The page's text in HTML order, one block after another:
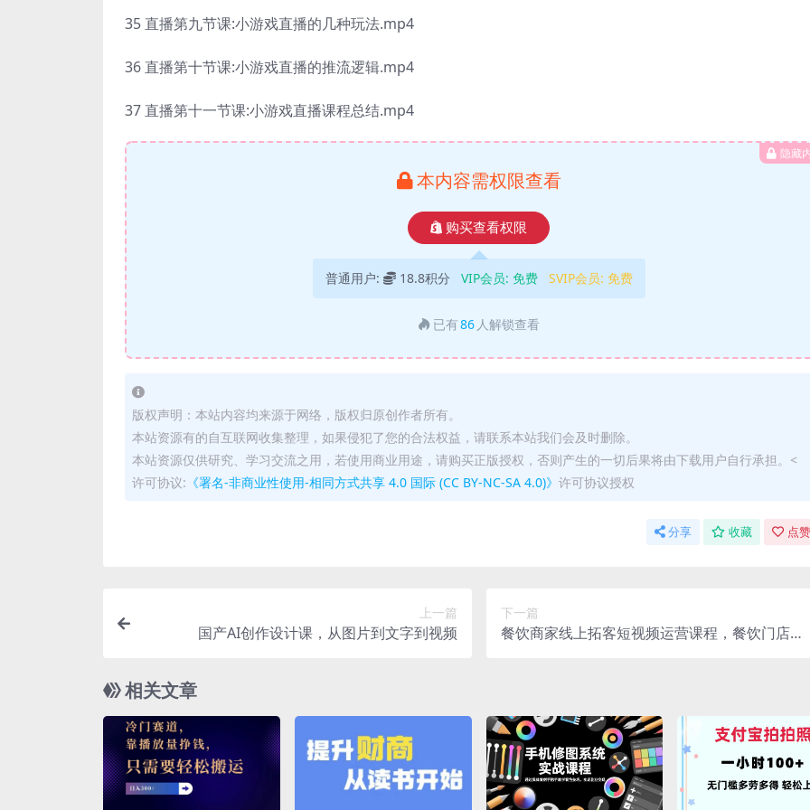
35 直播第九节课:小游戏直播的几种玩法.mp4
36 直播第十节课:小游戏直播的推流逻辑.mp4
37 直播第十一节课:小游戏直播课程总结.mp4
隐藏
本内容需权限查看
购买查看权限
普通用户: 18.8积分 VIP会员: 免费 SVIP会员: 免费
已有86 人解锁查看
版权声明：本站内容均来源于网络，版权归原创作者所有。
本站资源有的自互联网收集整理，如果侵犯了您的合法权益，请联系本站我们会及时删除。
本站资源仅供研究、学习交流之用，若使用商业用途，请购买正版授权，否则产生的一切后果将由下载用户自行承担。<
许可协议: 《署名-非商业性使用-相同方式共享 4.0 国际 (CC BY-NC-SA 4.0)》 许可协议授权
分享 收藏 点
上一篇
国产AI创作设计课，从图片到文字到视频
下一篇
餐饮商家线上拓客短视频运营课程，餐饮门店引
相关文章